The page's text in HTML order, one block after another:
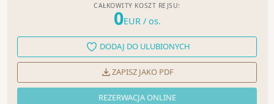
CAŁKOWITY KOSZT REJSU:
0EUR / os.
DODAJ DO ULUBIONYCH
ZAPISZ JAKO PDF
REZERWACJA ONLINE